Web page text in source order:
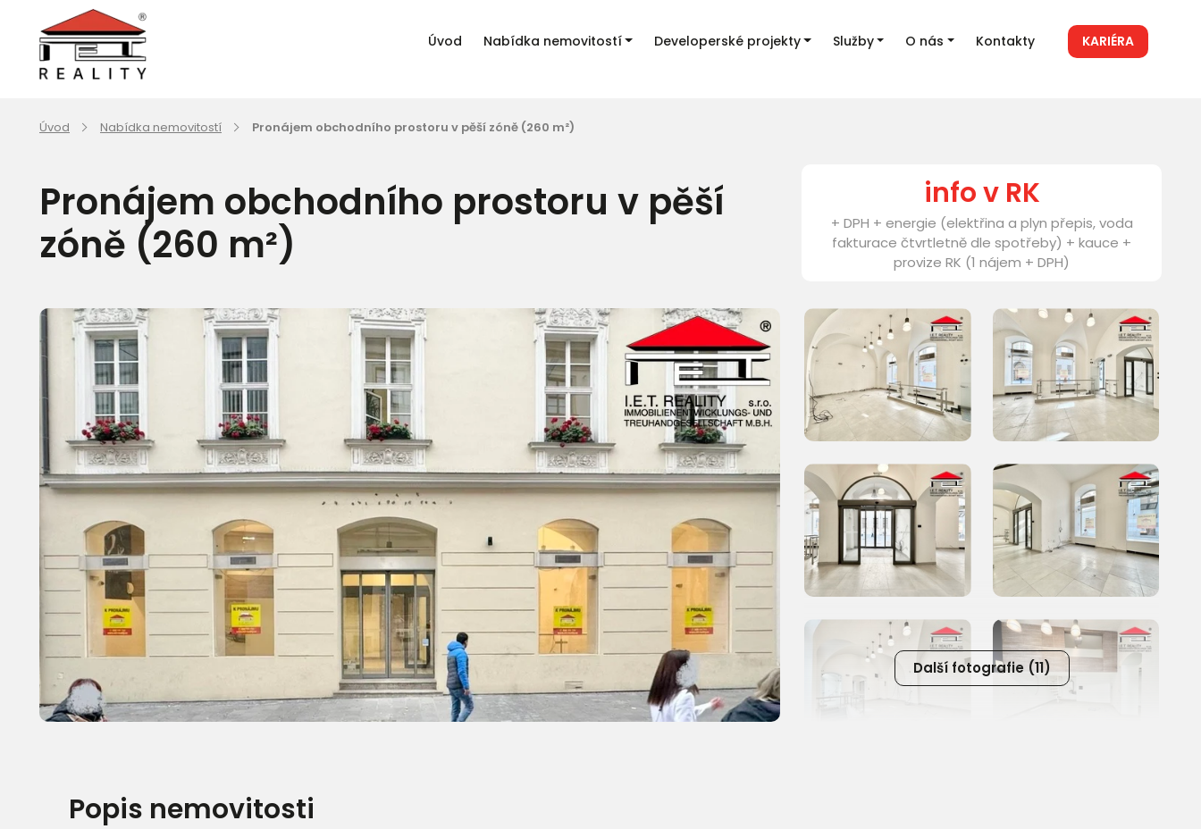
Úvod Nabídka nemovitostí Developerské projekty Služby O nás Kontakty KARIÉRA
Úvod Nabídka nemovitostí Pronájem obchodního prostoru v pěší zóně (260 m²)
Pronájem obchodního prostoru v pěší
zóně (260 m²)
info v RK
+ DPH + energie (elektřina a plyn přepis, voda
fakturace čtvrtletně dle spotřeby) + kauce +
provize RK (1 nájem + DPH)
Další fotografie (11)
Popis nemovitosti